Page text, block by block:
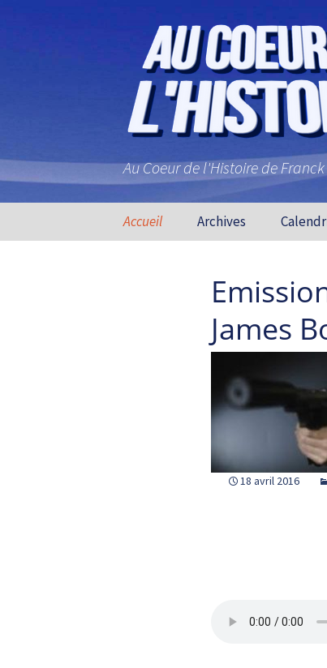
Au Coeur de l'Histoire de
Aller au contenu principal
Accueil Archives
James
18 avril 2016